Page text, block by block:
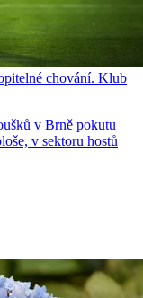
chování. Klub
v Brně pokutu
v sektoru hostů